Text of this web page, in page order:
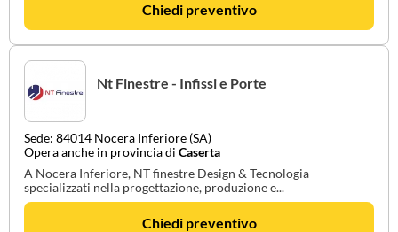
Chiedi preventivo
Nt Finestre - Infissi e Porte
Sede: 84014 Nocera Inferiore (SA)
Opera anche in provincia di Caserta
A Nocera Inferiore, NT finestre Design & Tecnologia
specializzati nella progettazione, produzione e...
Chiedi preventivo